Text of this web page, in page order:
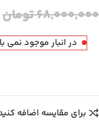
68,000,000تومان
در انبار موجود نمی
برای مقایسه اضافه